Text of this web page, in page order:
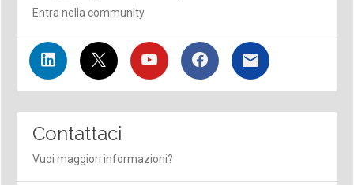
Entra nella community
Contattaci
Vuoi maggiori informazioni?